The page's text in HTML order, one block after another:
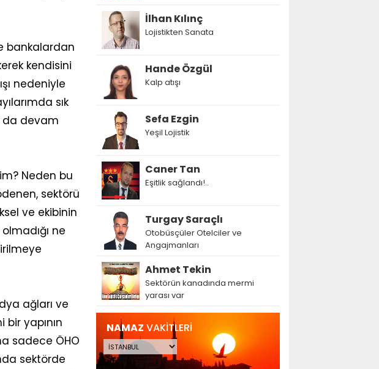
bankalardan
kendisini
nedeniyle
sık
da devam
Neden bu
sektörü
ve ekibinin
ne
ağları ve
yapının
sadece ÖHO
sektörde
İlhan Kılınç
Lojistikten Sanata
Hande Özgül
Kalp atışı
Sefa Ezgin
Yeşil Lojistik
Caner Tan
Eşitlik sağlandı!..
Turgay Saraçlı
Otobüsçüler Otelciler ve
Angajmanları
Ahmet Tekin
Sektörün kanadında mermi
yarası var
NAMAZ VAKİTLERİ